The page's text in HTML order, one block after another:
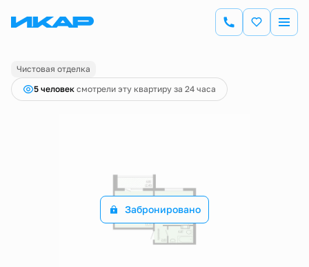
1-комнатная44.02 м Цена по запросу
Чистовая отделка
5 человек смотрели эту квартиру за 24 часа
Забронировано